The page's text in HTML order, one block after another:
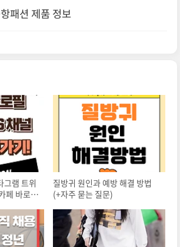
패션 제품 정보
그램 트위
페 바로가
질방귀 원인과 예방 해결 방법
(+자주 묻는 질문)